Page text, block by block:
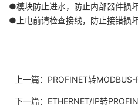
●模块防止进水，防止内部器件损坏
●上电前请检查接线，防止接错损坏
上一篇： PROFINET转MODBUS-
下一篇： ETHERNET/IP转